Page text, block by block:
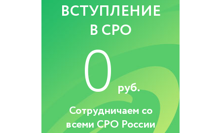
ВСТУПЛЕНИЕ
В СРО
0 руб.
Сотрудничаем со
всеми СРО России